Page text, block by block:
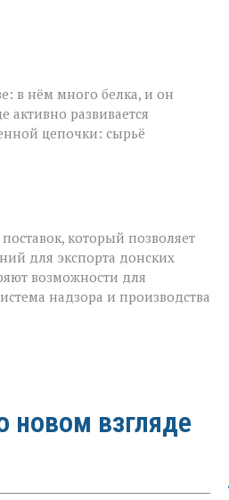
в нём много белка, и он
активно развивается
цепочки: сырьё
который позволяет
для экспорта донских
возможности для
надзора и производства
новом взгляде